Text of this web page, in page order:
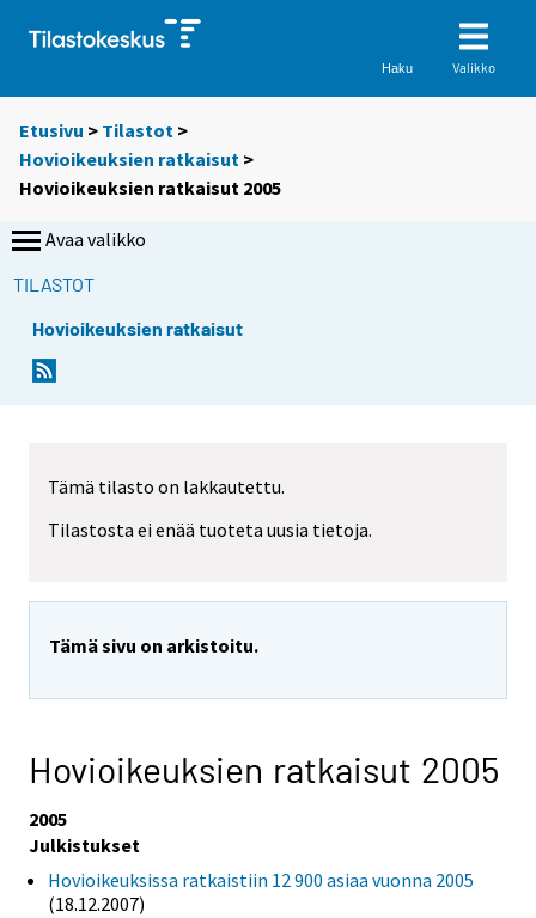
Haku Valikko
Etusivu > Tilastot >
Hovioikeuksien ratkaisut >
Hovioikeuksien ratkaisut 2005
Avaa valikko
TILASTOT
Hovioikeuksien ratkaisut
Tämä tilasto on lakkautettu.
Tilastosta ei enää tuoteta uusia tietoja.
Tämä sivu on arkistoitu.
Hovioikeuksien ratkaisut 2005
2005
Julkistukset
Hovioikeuksissa ratkaistiin 12 900 asiaa vuonna 2005
(18.12.2007)